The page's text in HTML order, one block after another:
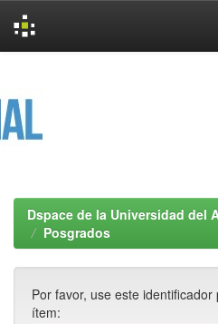
Dspace de la Universidad del
Posgrados
Por favor, use este
ítem: